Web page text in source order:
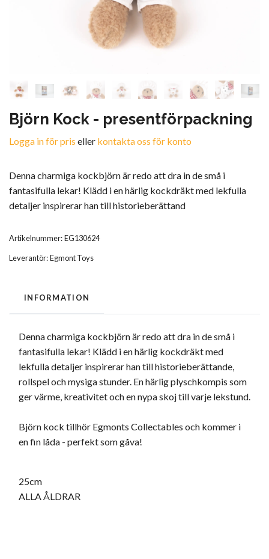
Björn Kock - presentförpackning
Logga in för pris eller kontakta oss för konto
Denna charmiga kockbjörn är redo att dra in de små i
fantasifulla lekar! Klädd i en härlig kockdräkt med lekfulla
detaljer inspirerar han till historieberättand
Artikelnummer:EG130624
Leverantör:Egmont Toys
INFORMATION
Denna charmiga kockbjörn är redo att dra in de små i
fantasifulla lekar! Klädd i en härlig kockdräkt med
lekfulla detaljer inspirerar han till historieberättande,
rollspel och mysiga stunder. En härlig plyschkompis som
ger värme, kreativitet och en nypa skoj till varje lekstund.
Björn kock tillhör Egmonts Collectables och kommer i
en fin låda - perfekt som gåva!
25cm
ALLA ÅLDRAR